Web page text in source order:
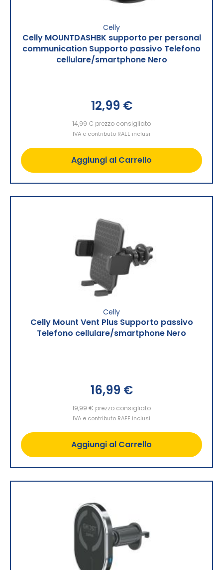
Celly
Celly MOUNTDASHBK supporto per personal
communication Supporto passivo Telefono
cellulare/smartphone Nero
12,99 €
14,99 € prezzo consigliato
IVA e contributo RAEE inclusi
Aggiungi al Carrello
Celly
Celly Mount Vent Plus Supporto passivo
Telefono cellulare/smartphone Nero
16,99 €
19,99 € prezzo consigliato
IVA e contributo RAEE inclusi
Aggiungi al Carrello